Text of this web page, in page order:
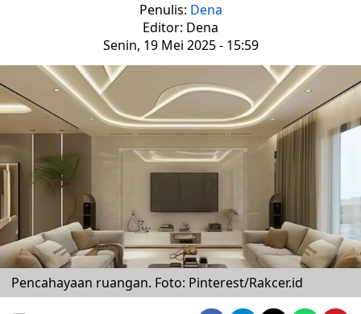
Penulis: Dena
Editor: Dena
Senin, 19 Mei 2025 - 15:59
Pencahayaan ruangan. Foto: Pinterest/Rakcer.id